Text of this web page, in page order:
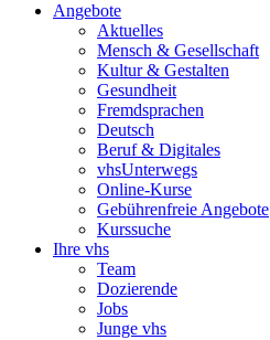
Angebote
Aktuelles
Mensch & Gesellschaft
Kultur & Gestalten
Gesundheit
Fremdsprachen
Deutsch
Beruf & Digitales
vhsUnterwegs
Online-Kurse
Gebührenfreie Angebote
Kurssuche
Ihre vhs
Team
Dozierende
Jobs
Junge vhs